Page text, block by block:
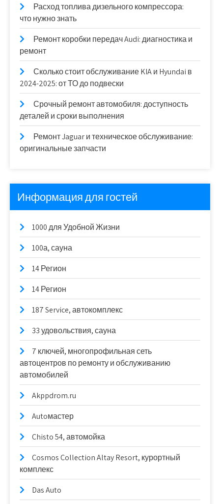
Расход топлива дизельного компрессора:
что нужно знать
Ремонт коробки передач Audi: диагностика и
ремонт
Сколько стоит обслуживание KIA и Hyundai в
2024-2025: от ТО до подвески
Срочный ремонт автомобиля: доступность
деталей и сроки выполнения
Ремонт Jaguar и техническое обслуживание:
оригинальные запчасти
Информация для гостей
1000 для Удобной Жизни
100а, сауна
14 Регион
14 Регион
187 Service, автокомплекс
33 удовольствия, сауна
7 ключей, многопрофильная сеть
автоцентров по ремонту и обслуживанию
автомобилей
Akppdrom.ru
Autoмастер
Chisto 54, автомойка
Cosmos Collection Altay Resort, курортный
комплекс
Das Auto